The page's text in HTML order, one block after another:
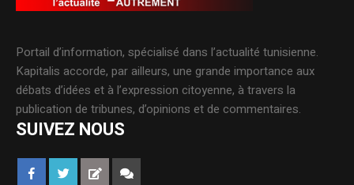
Portail d’information, spécialisé dans l’actualité tunisienne.
Kapitalis accorde, par ailleurs, une grande importance aux
débats d’idées et à l’expression citoyenne, à travers la
publication de tribunes, d’opinions et de commentaires.
SUIVEZ NOUS